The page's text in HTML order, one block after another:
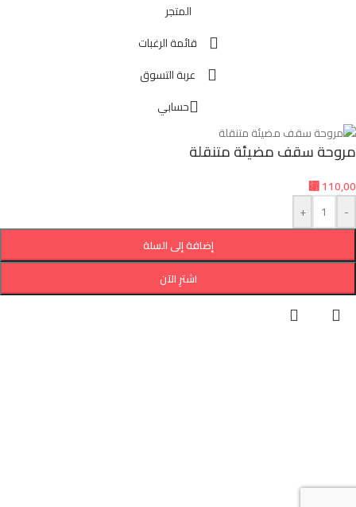
المتجر
قائمة الرغبات
عربة التسوق
حسابي
مروحة سقف مضيئة متنقلة
⃁110,00
-
+
إضافة إلى السلة
اشترِ الآن